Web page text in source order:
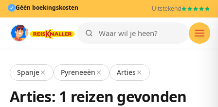
✓ Géén boekingskosten Uitstekend
Spanje Pyreneeën Arties
Arties: 1 reizen gevonden